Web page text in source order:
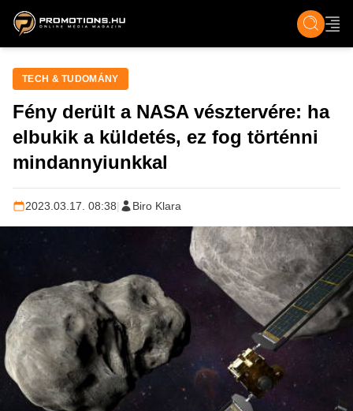
ZENE, FILM & KULT ÉLET TECH &
TECH & TUDOMÁNY
Fény derült a NASA vésztervére: ha
elbukik a küldetés, ez fog történni
mindannyiunkkal
2023.03.17. 08:38| Biro Klara